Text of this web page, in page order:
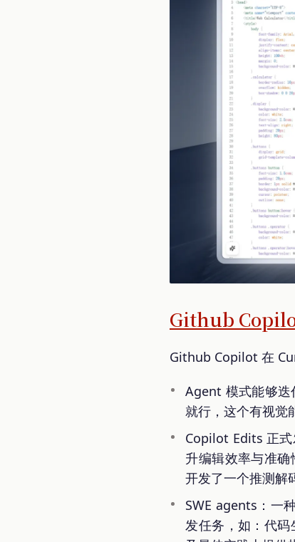
Github
Github Copilot 在
Agent 模式能够
就行，这个有视觉
Copilot Edits 正
升编辑效率与准
开发了一个推测解
SWE agents：一
发任务，如：代